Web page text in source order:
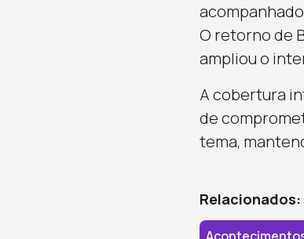
O retorno de
ampliou o
A cobertura
de
tema,
Relacionados: